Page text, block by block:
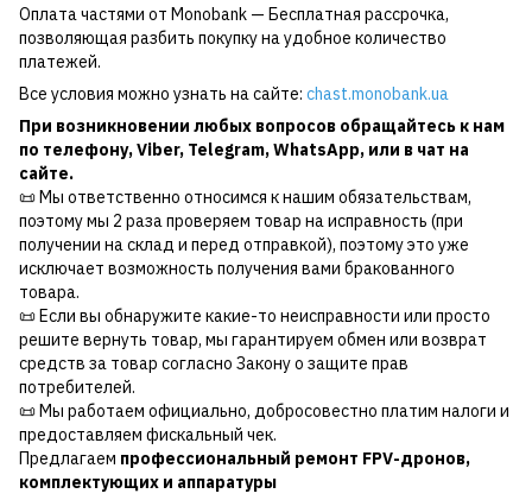
Оплата частями от Monobank — Бесплатная рассрочка,
позволяющая разбить покупку на удобное количество
платежей.
Все условия можно узнать на сайте: chast.monobank.ua
При возникновении любых вопросов обращайтесь к нам
по телефону,Viber, Telegram,WhatsApp, или в чат на
сайте.
📜 Мы ответственно относимся к нашим обязательствам,
поэтому мы 2 раза проверяем товар на исправность (при
получении на склад и перед отправкой), поэтому это уже
исключает возможность получения вами бракованного
товара.
📜 Если вы обнаружите какие-то неисправности или просто
решите вернуть товар, мы гарантируем обмен или возврат
средств за товар согласно Закону о защите прав
потребителей.
📜 Мы работаем официально, добросовестно платим налоги и
предоставляем фискальный чек.
Предлагаем профессиональный ремонт FPV-дронов,
комплектующих и аппаратуры